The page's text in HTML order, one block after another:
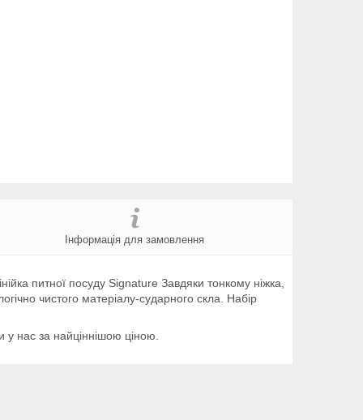
Інформація для замовлення
питної посуду Signature Завдяки тонкому ніжка,
чистого матеріалу-сударного скла. Набір
у нас за найціннішою ціною.